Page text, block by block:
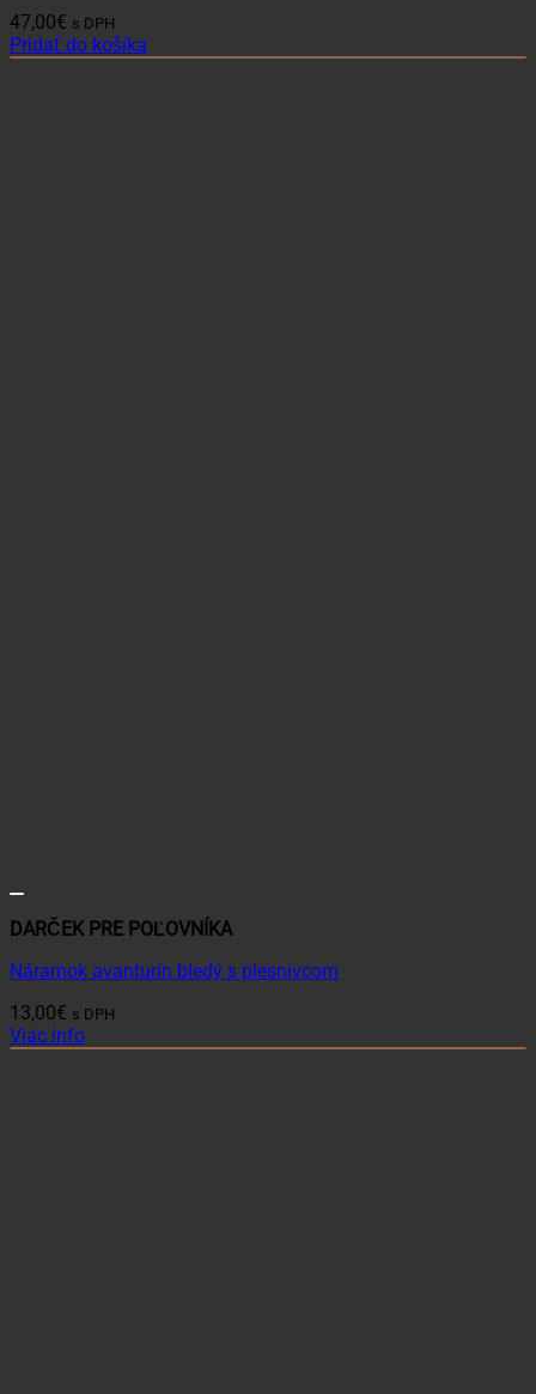
47,00€ s DPH
Pridať do košíka
DARČEK PRE POĽOVNÍKA
Náramok avanturín bledý s plesnivcom
13,00€ s DPH
Viac info